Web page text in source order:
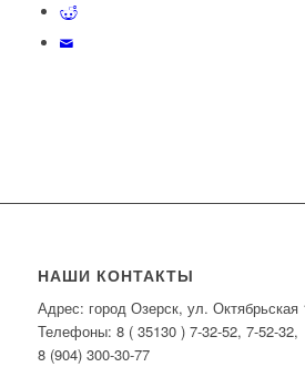
НАШИ КОНТАКТЫ
Адрес: город Озерск, ул.
Телефоны: 8 ( 35130 ) 7-32-52, 7-52-32,
8 (904) 300-30-77